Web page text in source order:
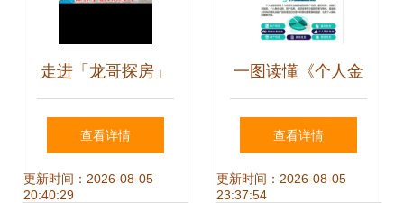
走进「龙哥探房」
用精准信息咨询解
锁置业新体验
查看详情
更新时间：2026-08-05
20:40:29
一图读懂《个人金
融信息保护技术规
范》信息咨询服务
查看详情
更新时间：2026-08-05
23:37:54